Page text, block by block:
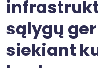
sąlygų
siekiant